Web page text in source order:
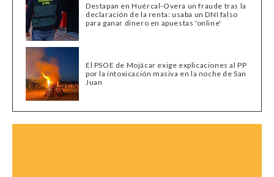
Destapan en Huércal-Overa un fraude tras la
declaración de la renta: usaba un DNI falso
para ganar dinero en apuestas 'online'
El PSOE de Mojácar exige explicaciones al PP
por la intoxicación masiva en la noche de San
Juan